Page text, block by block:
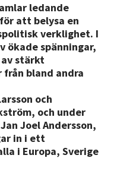
ledande
att belysa en
verklighet. I
ökade spänningar,
stärkt
bland andra
och
och under
Joel Andersson,
in i ett
i Europa, Sverige